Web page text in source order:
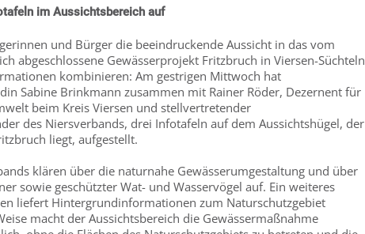
im Aussichtsbereich auf
und Bürger die beeindruckende Aussicht in das vom
abgeschlossene Gewässerprojekt Fritzbruch in Viersen-Süchteln
kombinieren: Am gestrigen Mittwoch hat
Sabine Brinkmann zusammen mit Rainer Röder, Dezernent für
beim Kreis Viersen und stellvertretender
des Niersverbands, drei Infotafeln auf dem Aussichtshügel, der
liegt, aufgestellt.
klären über die naturnahe Gewässerumgestaltung und über
sowie geschützter Wat- und Wasservögel auf. Ein weiteres
liefert Hintergrundinformationen zum Naturschutzgebiet
macht der Aussichtsbereich die Gewässermaßnahme